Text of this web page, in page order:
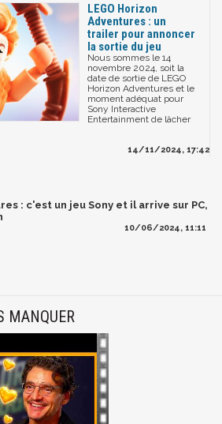
LEGO Horizon
Adventures : un
trailer pour annoncer
la sortie du jeu
Nous sommes le 14
novembre 2024, soit la
date de sortie de LEGO
Horizon Adventures et le
moment adéquat pour
Sony Interactive
Entertainment de lâcher
14/11/2024, 17:42
: c'est un jeu Sony et il arrive sur PC,
10/06/2024, 11:11
MANQUER